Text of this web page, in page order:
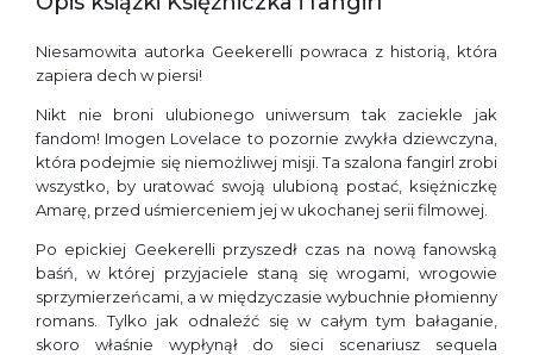
Niesamowita autorka Geekerelli powraca z historią, która
zapiera dech w piersi!
Nikt nie broni ulubionego uniwersum tak zaciekle jak
fandom! Imogen Lovelace to pozornie zwykła dziewczyna,
która podejmie się niemożliwej misji. Ta szalona fangirl zrobi
wszystko, by uratować swoją ulubioną postać, księżniczkę
Amarę, przed uśmierceniem jej w ukochanej serii filmowej.
Po epickiej Geekerelli przyszedł czas na nową fanowską
baśń, w której przyjaciele staną się wrogami, wrogowie
sprzymierzeńcami, a w międzyczasie wybuchnie płomienny
romans. Tylko jak odnaleźć się w całym tym bałaganie,
skoro właśnie wypłynął do sieci scenariusz sequela